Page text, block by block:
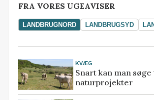
FRA VORES UGEAVISER
LANDBRUGNORD LANDBRUGSYD
KVÆG
Snart kan man søge
naturprojekter